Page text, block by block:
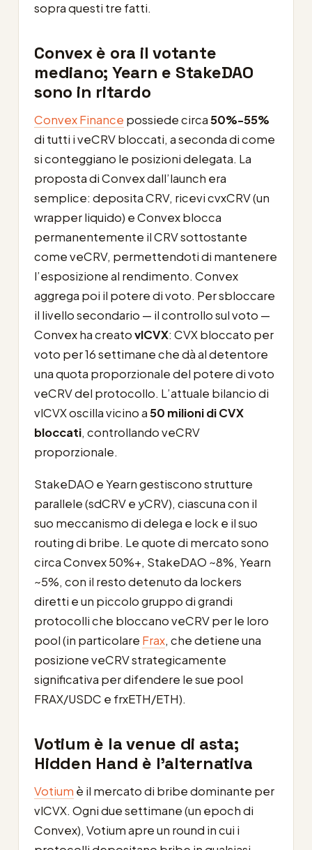
sopra questi tre fatti.
Convex è ora il votante
mediano; Yearn e StakeDAO
sono in ritardo
Convex Finance possiede circa50%-55%
di tutti i veCRV bloccati, a seconda di come
si conteggiano le posizioni delegata. La
proposta di Convex dall’launch era
semplice: deposita CRV, ricevi cvxCRV (un
wrapper liquido) e Convex blocca
permanentemente il CRV sottostante
come veCRV, permettendoti di mantenere
l’esposizione al rendimento. Convex
aggrega poi il potere di voto. Per sbloccare
il livello secondario — il controllo sul voto —
Convex ha creatovlCVX: CVX bloccato per
voto per 16 settimane che dà al detentore
una quota proporzionale del potere di voto
veCRV del protocollo. L’attuale bilancio di
vlCVX oscilla vicino a50 milioni di CVX
bloccati, controllando veCRV
proporzionale.
StakeDAO e Yearn gestiscono strutture
parallele (sdCRV e yCRV), ciascuna con il
suo meccanismo di delega e lock e il suo
routing di bribe. Le quote di mercato sono
circa Convex 50%+, StakeDAO ~8%, Yearn
~5%, con il resto detenuto da lockers
diretti e un piccolo gruppo di grandi
protocolli che bloccano veCRV per le loro
pool (in particolare Frax, che detiene una
posizione veCRV strategicamente
significativa per difendere le sue pool
FRAX/USDC e frxETH/ETH).
Votium è la venue di asta;
Hidden Hand è l’alternativa
Votium è il mercato di bribe dominante per
vlCVX. Ogni due settimane (un epoch di
Convex), Votium apre un round in cui i